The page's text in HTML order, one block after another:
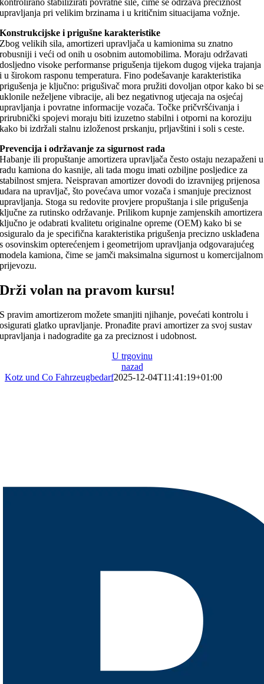
kontrolirano stabilizirati povratne sile, čime se održava preciznost
upravljanja pri velikim brzinama i u kritičnim situacijama vožnje.
Konstrukcijske i prigušne karakteristike
Zbog velikih sila, amortizeri upravljača u kamionima su znatno
robusniji i veći od onih u osobnim automobilima. Moraju održavati
dosljedno visoke performanse prigušenja tijekom dugog vijeka trajanja
i u širokom rasponu temperatura. Fino podešavanje karakteristika
prigušenja je ključno: prigušivač mora pružiti dovoljan otpor kako bi se
uklonile neželjene vibracije, ali bez negativnog utjecaja na osjećaj
upravljanja i povratne informacije vozača. Točke pričvršćivanja i
prirubnički spojevi moraju biti izuzetno stabilni i otporni na koroziju
kako bi izdržali stalnu izloženost prskanju, prljavštini i soli s ceste.
Prevencija i održavanje za sigurnost rada
Habanje ili propuštanje amortizera upravljača često ostaju nezapaženi u
radu kamiona do kasnije, ali tada mogu imati ozbiljne posljedice za
stabilnost smjera. Neispravan amortizer dovodi do izravnijeg prijenosa
udara na upravljač, što povećava umor vozača i smanjuje preciznost
upravljanja. Stoga su redovite provjere propuštanja i sile prigušenja
ključne za rutinsko održavanje. Prilikom kupnje zamjenskih amortizera
ključno je odabrati kvalitetu originalne opreme (OEM) kako bi se
osiguralo da je specifična karakteristika prigušenja precizno usklađena
s osovinskim opterećenjem i geometrijom upravljanja odgovarajućeg
modela kamiona, čime se jamči maksimalna sigurnost u komercijalnom
prijevozu.
Drži volan na pravom kursu!
S pravim amortizerom možete smanjiti njihanje, povećati kontrolu i
osigurati glatko upravljanje. Pronađite pravi amortizer za svoj sustav
upravljanja i nadogradite ga za preciznost i udobnost.
U trgovinu
nazad
Kotz und Co Fahrzeugbedarf2025-12-04T11:41:19+01:00